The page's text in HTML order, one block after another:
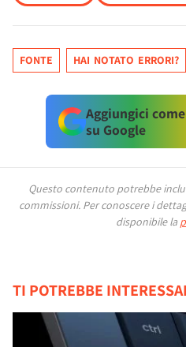
FONTE HAI NOTATO ERRORI?
Aggiungici
su Google
Questo contenuto potrebbe
commissioni. Per conoscere i
disponibile la
TI POTREBBE